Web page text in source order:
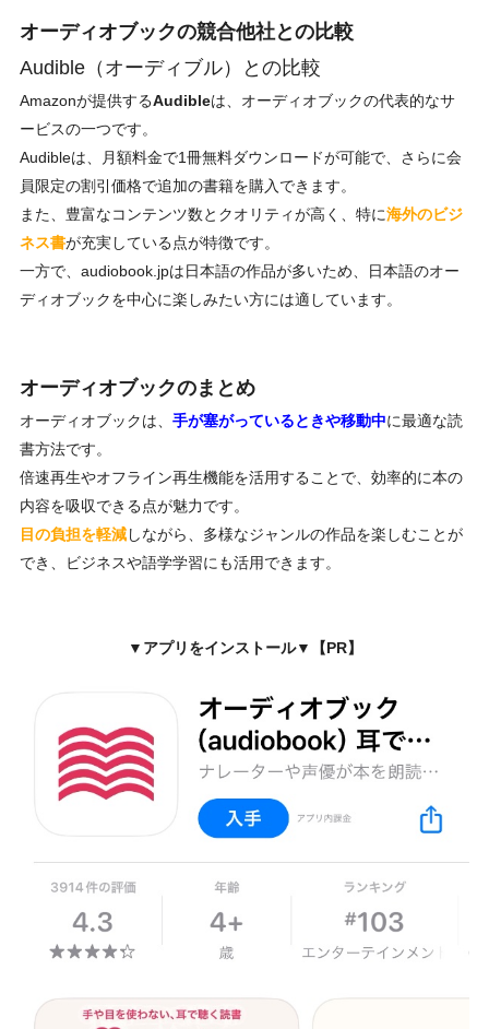
オーディオブックの競合他社との比較
Audible（オーディブル）との比較
Amazonが提供するAudibleは、オーディオブックの代表的なサ
ービスの一つです。
Audibleは、月額料金で1冊無料ダウンロードが可能で、さらに会
員限定の割引価格で追加の書籍を購入できます。
また、豊富なコンテンツ数とクオリティが高く、特に海外のビジ
ネス書が充実している点が特徴です。
一方で、 audiobook.jpは日本語の作品が多いため、日本語のオー
ディオブックを中心に楽しみたい方には適しています。
オーディオブックのまとめ
オーディオブックは、 手が塞がっているときや移動中に最適な読
書方法です。
倍速再生やオフライン再生機能を活用することで、効率的に本の
内容を吸収できる点が魅力です。
目の負担を軽減しながら、多様なジャンルの作品を楽しむことが
でき、ビジネスや語学学習にも活用できます。
▼アプリをインストール▼【PR】